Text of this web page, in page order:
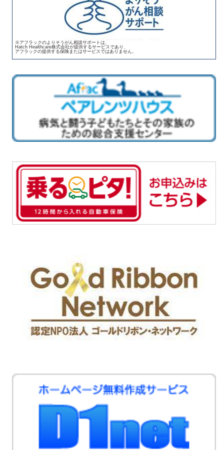
※アフラックのよりそうがん相談サポートは、
Hatch Healthcare株式会社が提供するサービスであり、
アフラックの提供する保険またはサービスではありません。